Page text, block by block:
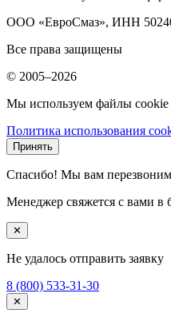
ООО «ЕвроСмаз», ИНН
Все права защищены
© 2005–2026
Мы используем файлы cookie
Политика использования
Принять
Спасибо! Мы вам
Менеджер свяжется с вами в
✕
Не удалось отправить заявку
8 (800) 533-31-30
✕